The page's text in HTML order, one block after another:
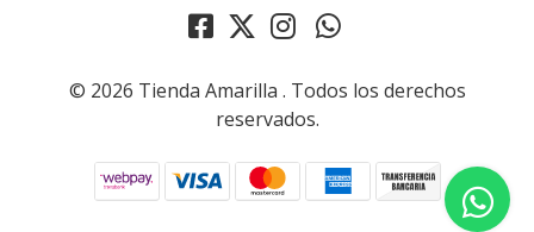
© 2026 Tienda Amarilla . Todos los derechos
reservados.